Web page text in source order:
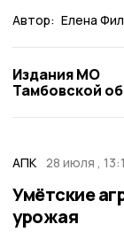
Автор: Елена
Издания МО
Тамбовской
АПК 28 июля ,
Умётские
урожая